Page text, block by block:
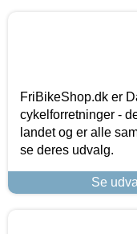
FriBikeShop.dk er
cykelforretninger -
landet og er alle
se deres udvalg.
Se